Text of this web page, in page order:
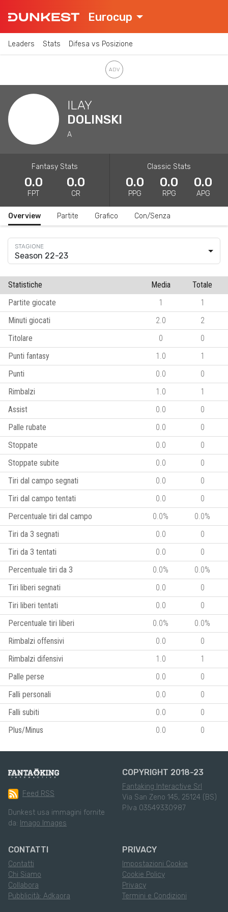
Eurocup
Leaders Stats Difesa vs Posizione
ILAY
DOLINSKI
A
Fantasy Stats
0.0
FPT
0.0
CR
Classic Stats
0.0
PPG
0.0
RPG
0.0
APG
Overview Partite Grafico Con/Senza
Season 22-23
Statistiche Media
Totale
Partite giocate
1
1
Minuti giocati
2.0
2
Titolare
0
0
Punti fantasy
1.0
1
Punti
0.0
0
Rimbalzi
1.0
1
Assist
0.0
0
Palle rubate
0.0
0
Stoppate
0.0
0
Stoppate subite
0.0
0
Tiri dal campo segnati
0.0
0
Tiri dal campo tentati
0.0
0
Percentuale tiri dal campo
0.0%
0.0%
Tiri da 3 segnati
0.0
0
Tiri da 3 tentati
0.0
0
Percentuale tiri da 3
0.0%
0.0%
Tiri liberi segnati
0.0
0
Tiri liberi tentati
0.0
0
Percentuale tiri liberi
0.0%
0.0%
Rimbalzi offensivi
0.0
0
Rimbalzi difensivi
1.0
1
Palle perse
0.0
0
Falli personali
0.0
0
Falli subiti
0.0
0
Plus/Minus
0.0 0
Feed RSS
Dunkest usa immagini fornite
da: Imago Images
COPYRIGHT 2018-23
Fantaking Interactive Srl
Via San Zeno 145, 25124 (BS)
P.Iva 03549330987
CONTATTI
Contatti
Chi Siamo
Collabora
Pubblicità: Adkaora
PRIVACY
Impostazioni Cookie
Cookie Policy
Privacy
Termini e Condizioni